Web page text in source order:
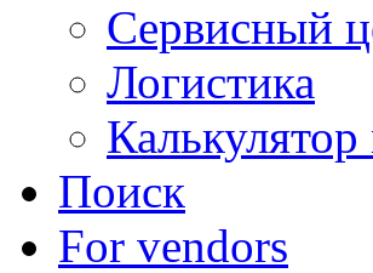
Сервисный
Логистика
Поиск
For vendors